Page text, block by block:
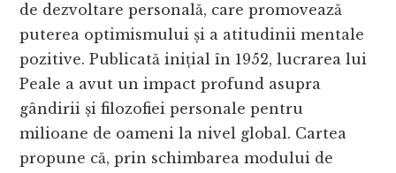
de dezvoltare personală, care promovează
puterea optimismului și a atitudinii mentale
pozitive. Publicată inițial în 1952, lucrarea lui
Peale a avut un impact profund asupra
gândirii și filozofiei personale pentru
milioane de oameni la nivel global. Cartea
propune că, prin schimbarea modului de